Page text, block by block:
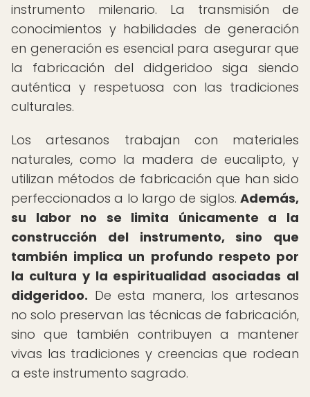
instrumento milenario. La transmisión de
conocimientos y habilidades de generación
en generación es esencial para asegurar que
la fabricación del didgeridoo siga siendo
auténtica y respetuosa con las tradiciones
culturales.
Los artesanos trabajan con materiales
naturales, como la madera de eucalipto, y
utilizan métodos de fabricación que han sido
perfeccionados a lo largo de siglos. Además,
su labor no se limita únicamente a la
construcción del instrumento, sino que
también implica un profundo respeto por
la cultura y la espiritualidad asociadas al
didgeridoo. De esta manera, los artesanos
no solo preservan las técnicas de fabricación,
sino que también contribuyen a mantener
vivas las tradiciones y creencias que rodean
a este instrumento sagrado.